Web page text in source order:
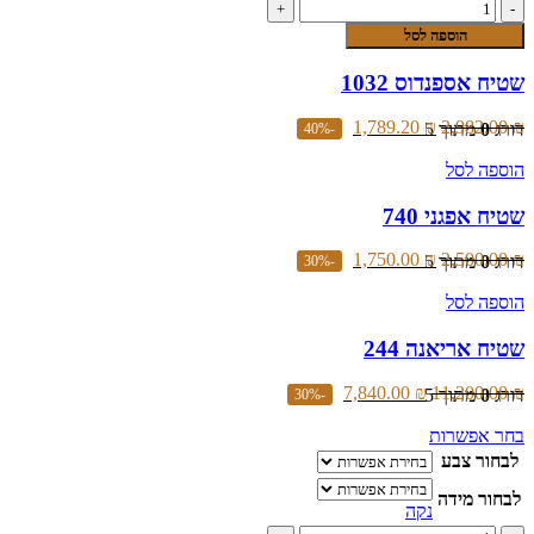
סוגים.
ניתן
את
בעמוד
כמות
של
שטיח
1032
הוספה לסל
שטיח אספנדוס 1032
דורג0מתוך 5
2,982.00₪
1,789.20 ₪
-40%
הוספה לסל
שטיח אפגני 740
דורג0מתוך 5
2,500.00₪
1,750.00 ₪
-30%
הוספה לסל
שטיח אריאנה 244
דורג0מתוך 5
11,200.00₪
7,840.00 ₪
-30%
בחר אפשרות
זה
יש
מספר
סוגים.
לבחור צבע
לבחור מידה
נקה